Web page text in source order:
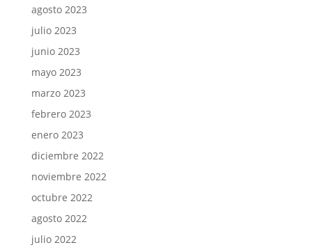
agosto 2023
julio 2023
junio 2023
mayo 2023
marzo 2023
febrero 2023
enero 2023
diciembre 2022
noviembre 2022
octubre 2022
agosto 2022
julio 2022